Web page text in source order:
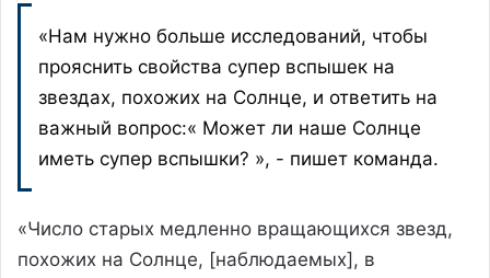
«Нам нужно больше исследований, чтобы
прояснить свойства супер вспышек на
звездах, похожих на Солнце, и ответить на
важный вопрос:« Может ли наше Солнце
иметь супер вспышки? », - пишет команда.
«Число старых медленно вращающихся звезд,
похожих на Солнце, [наблюдаемых], в